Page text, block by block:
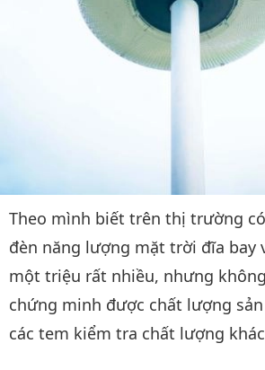
Theo mình biết trên thị trường
đèn năng lượng mặt trời đĩa bay
một triệu rất nhiều, nhưng
chứng minh được chất lượng
các tem kiểm tra chất lượng